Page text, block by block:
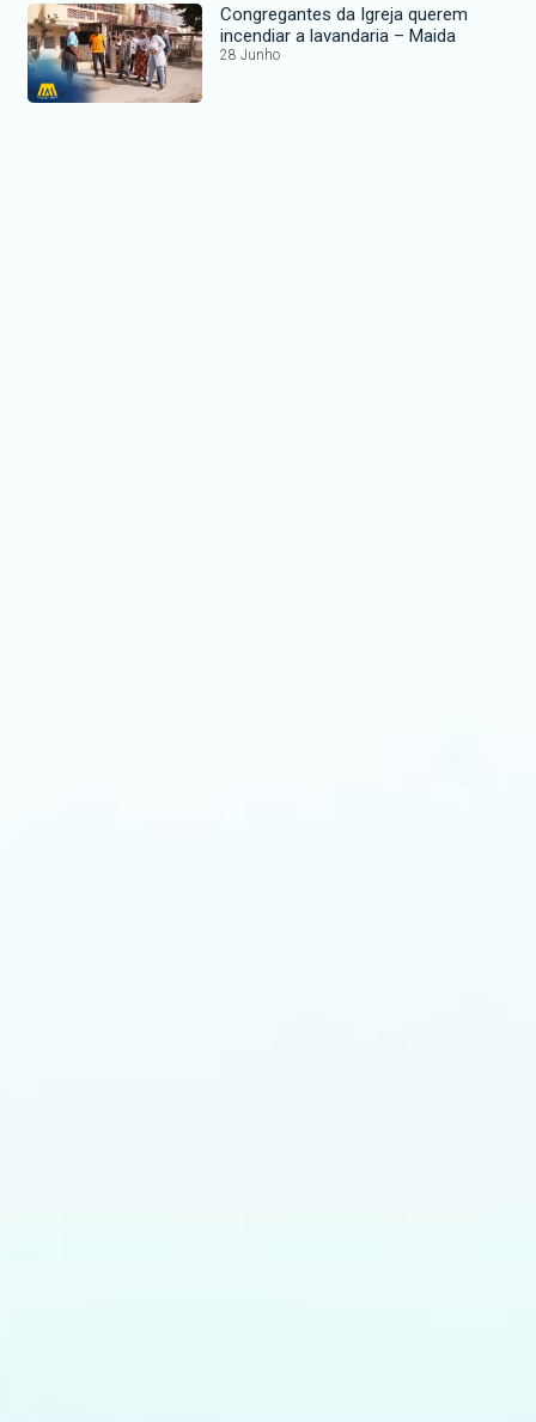
Congregantes da Igreja querem
incendiar a lavandaria – Maida
28 Junho